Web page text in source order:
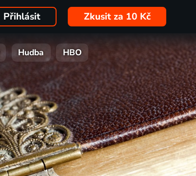
Přihlásit Zkusit za 10 Kč
Hudba HBO